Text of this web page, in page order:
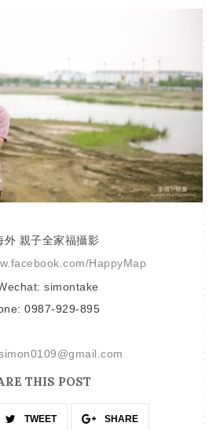
外 親子全家福攝影
HappyMap
simontake
0987-929-895
THIS POST
TWEET SHARE